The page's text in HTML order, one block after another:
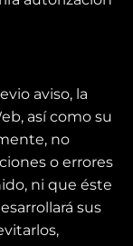
aviso, la
así como su
no
o errores
ni que éste
sus